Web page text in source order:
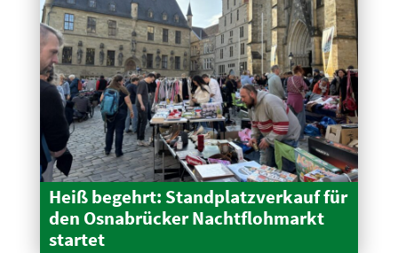
Heiß begehrt: Stand­platz­verkauf für
den Osnabrücker Nacht­floh­markt
startet